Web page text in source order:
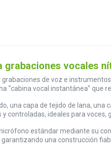
vocales
de voz e
“cabina vocal instantánea” que
una capa de tejido de lana,
controladas, ideales para
estándar mediante su
una construcción